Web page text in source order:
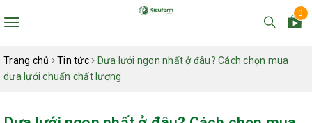
Toggle
0
Trang chủ Tin tức
Dưa lưới ngon nhất ở đâu? Cách chọn mua
dưa lưới chuẩn chất lượng